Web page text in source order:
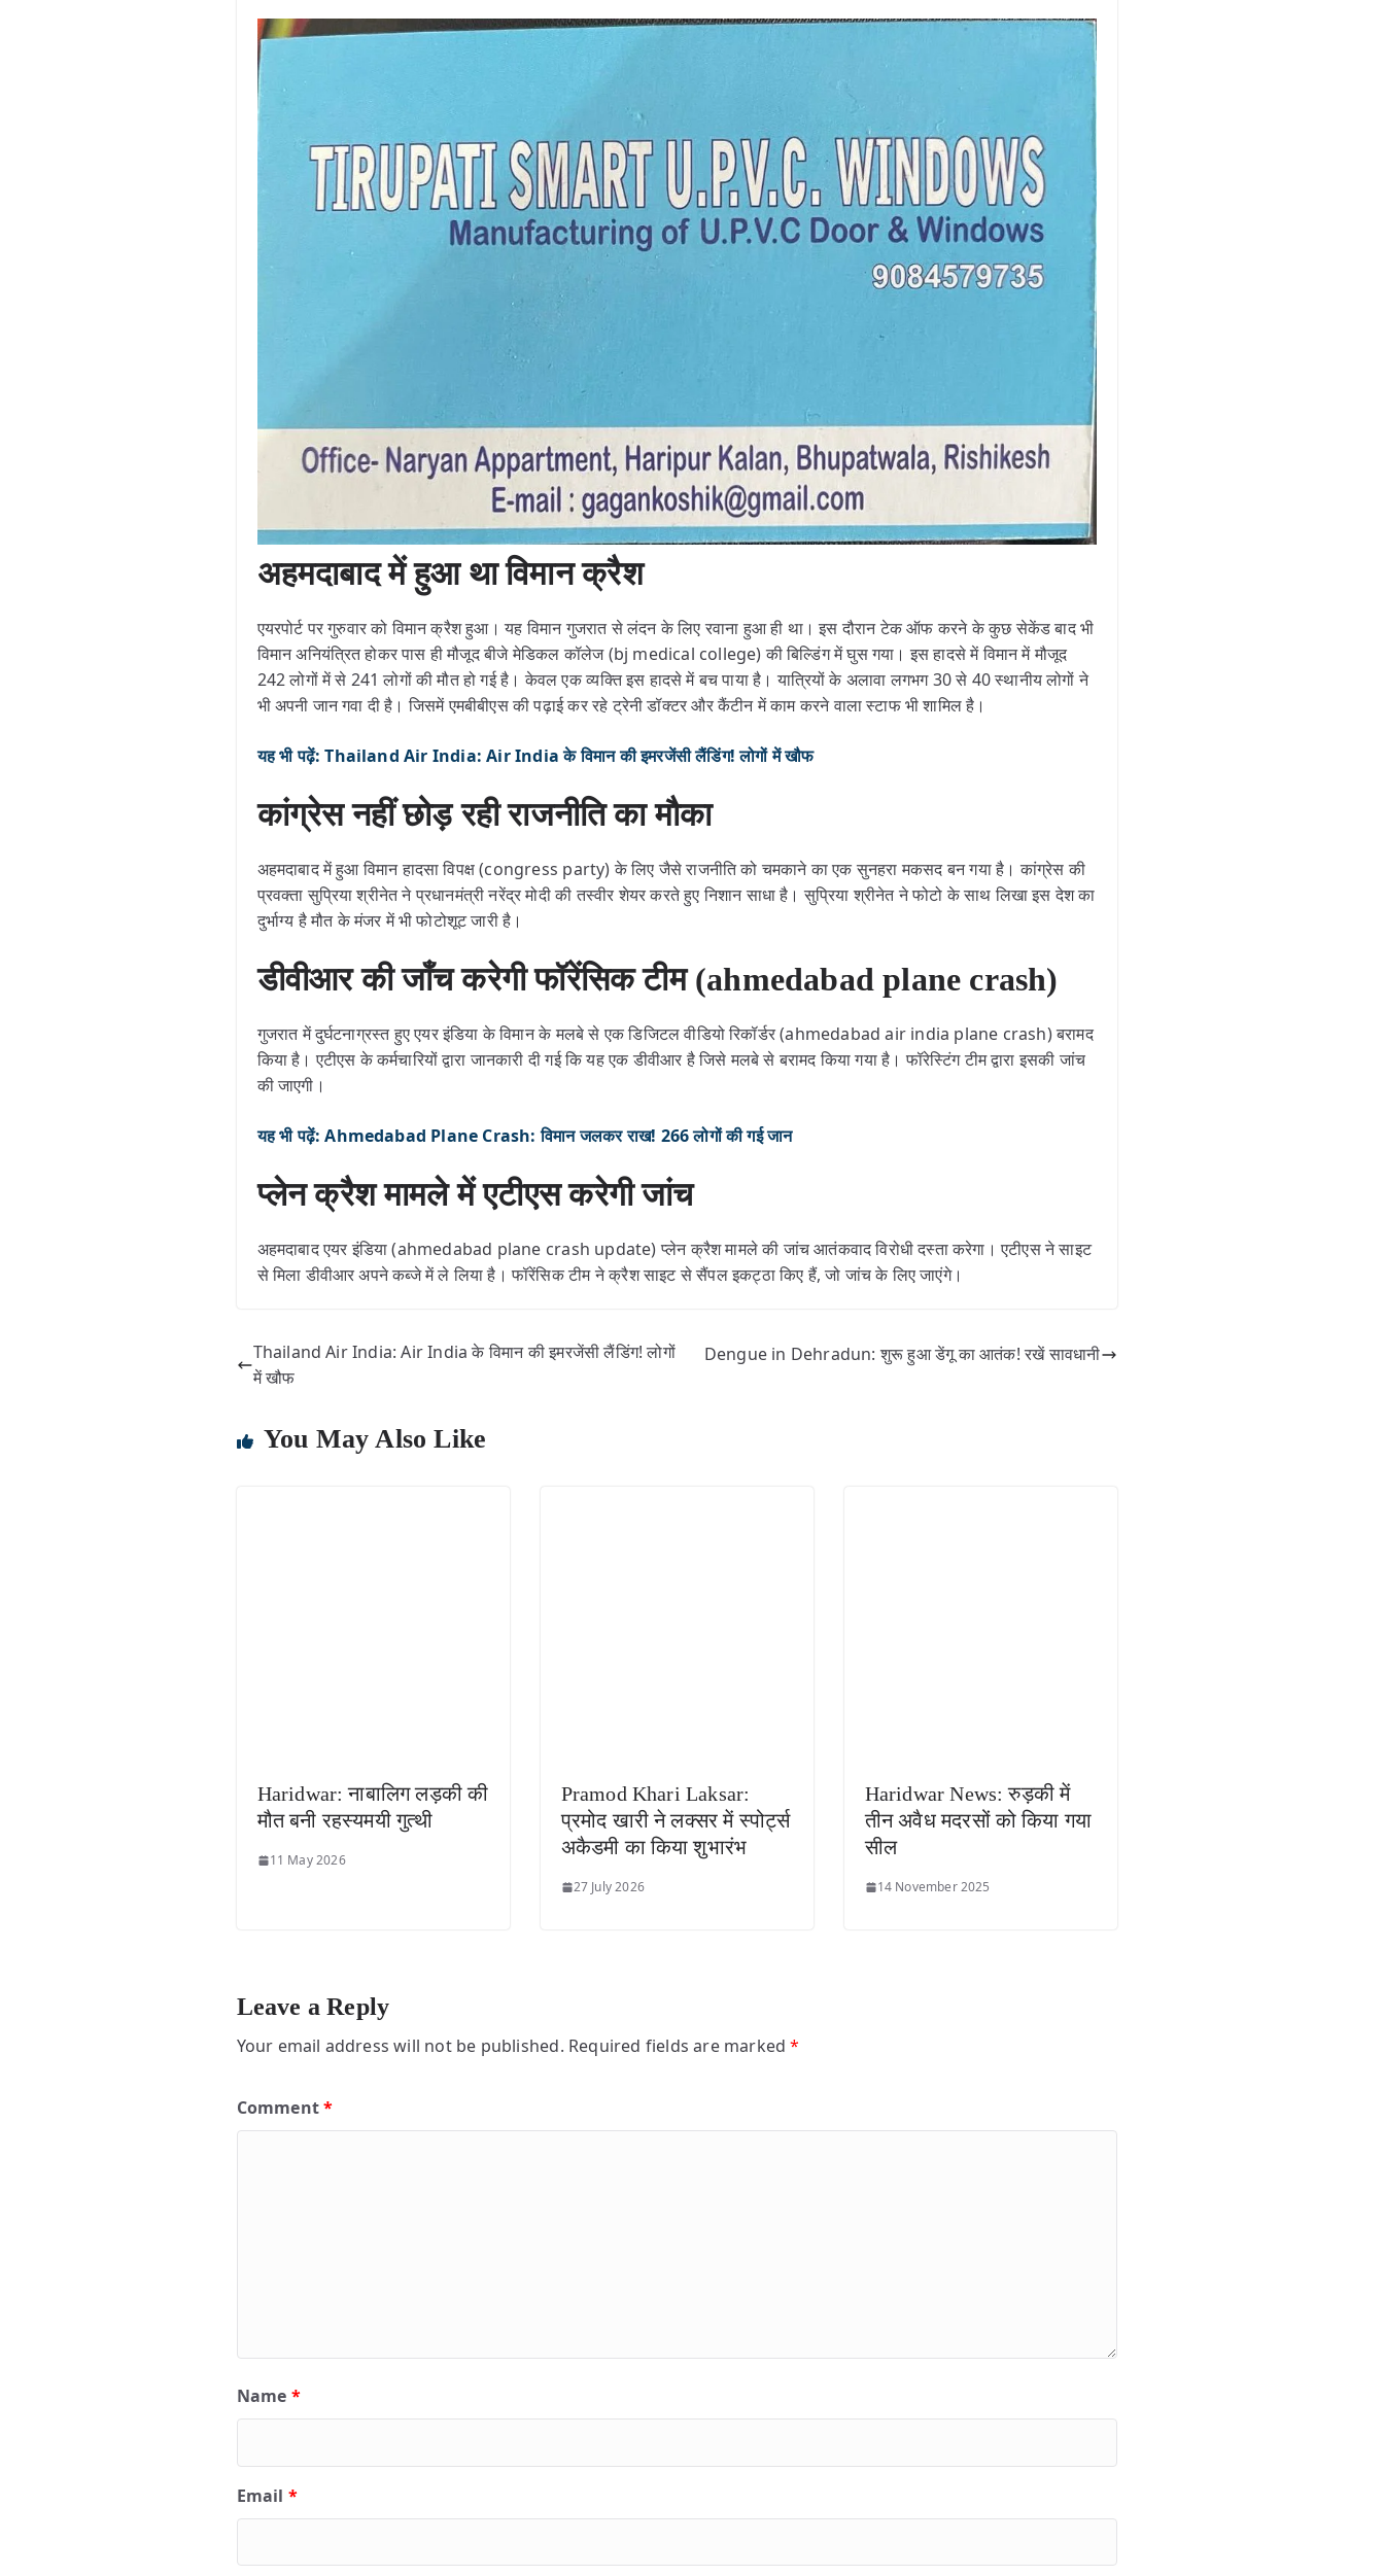
अहमदाबाद में हुआ था विमान क्रैश
एयरपोर्ट पर गुरुवार को विमान क्रैश हुआ। यह विमान गुजरात से लंदन के लिए रवाना हुआ ही था। इस दौरान टेक ऑफ करने के कुछ सेकेंड बाद भी
विमान अनियंत्रित होकर पास ही मौजूद बीजे मेडिकल कॉलेज (bj medical college) की बिल्डिंग में घुस गया। इस हादसे में विमान में मौजूद
242 लोगों में से 241 लोगों की मौत हो गई है। केवल एक व्यक्ति इस हादसे में बच पाया है। यात्रियों के अलावा लगभग 30 से 40 स्थानीय लोगों ने
भी अपनी जान गवा दी है। जिसमें एमबीबीएस की पढ़ाई कर रहे ट्रेनी डॉक्टर और कैंटीन में काम करने वाला स्टाफ भी शामिल है।
यह भी पढ़ें: Thailand Air India: Air India के विमान की इमरजेंसी लैंडिंग! लोगों में खौफ
कांग्रेस नहीं छोड़ रही राजनीति का मौका
अहमदाबाद में हुआ विमान हादसा विपक्ष (congress party) के लिए जैसे राजनीति को चमकाने का एक सुनहरा मकसद बन गया है। कांग्रेस की
प्रवक्ता सुप्रिया श्रीनेत ने प्रधानमंत्री नरेंद्र मोदी की तस्वीर शेयर करते हुए निशान साधा है। सुप्रिया श्रीनेत ने फोटो के साथ लिखा इस देश का
दुर्भाग्य है मौत के मंजर में भी फोटोशूट जारी है।
डीवीआर की जाँच करेगी फॉरेंसिक टीम (ahmedabad plane crash)
गुजरात में दुर्घटनाग्रस्त हुए एयर इंडिया के विमान के मलबे से एक डिजिटल वीडियो रिकॉर्डर (ahmedabad air india plane crash) बरामद
किया है। एटीएस के कर्मचारियों द्वारा जानकारी दी गई कि यह एक डीवीआर है जिसे मलबे से बरामद किया गया है। फॉरेस्टिंग टीम द्वारा इसकी जांच
की जाएगी।
यह भी पढ़ें: Ahmedabad Plane Crash: विमान जलकर राख! 266 लोगों की गई जान
प्लेन क्रैश मामले में एटीएस करेगी जांच
अहमदाबाद एयर इंडिया (ahmedabad plane crash update) प्लेन क्रैश मामले की जांच आतंकवाद विरोधी दस्ता करेगा। एटीएस ने साइट
से मिला डीवीआर अपने कब्जे में ले लिया है। फॉरेंसिक टीम ने क्रैश साइट से सैंपल इकट्ठा किए हैं, जो जांच के लिए जाएंगे।
Thailand Air India: Air India के विमान की इमरजेंसी लैंडिंग! लोगों
में खौफ
Dengue in Dehradun: शुरू हुआ डेंगू का आतंक! रखें सावधानी
You May Also Like
Haridwar: नाबालिग लड़की की
मौत बनी रहस्यमयी गुत्थी
11 May 2026
Pramod Khari Laksar:
प्रमोद खारी ने लक्सर में स्पोर्ट्स
अकैडमी का किया शुभारंभ
27 July 2026
Haridwar News: रुड़की में
तीन अवैध मदरसों को किया गया
सील
14 November 2025
Leave a Reply
Your email address will not be published. Required fields are marked*
Comment*
Name *
Email *